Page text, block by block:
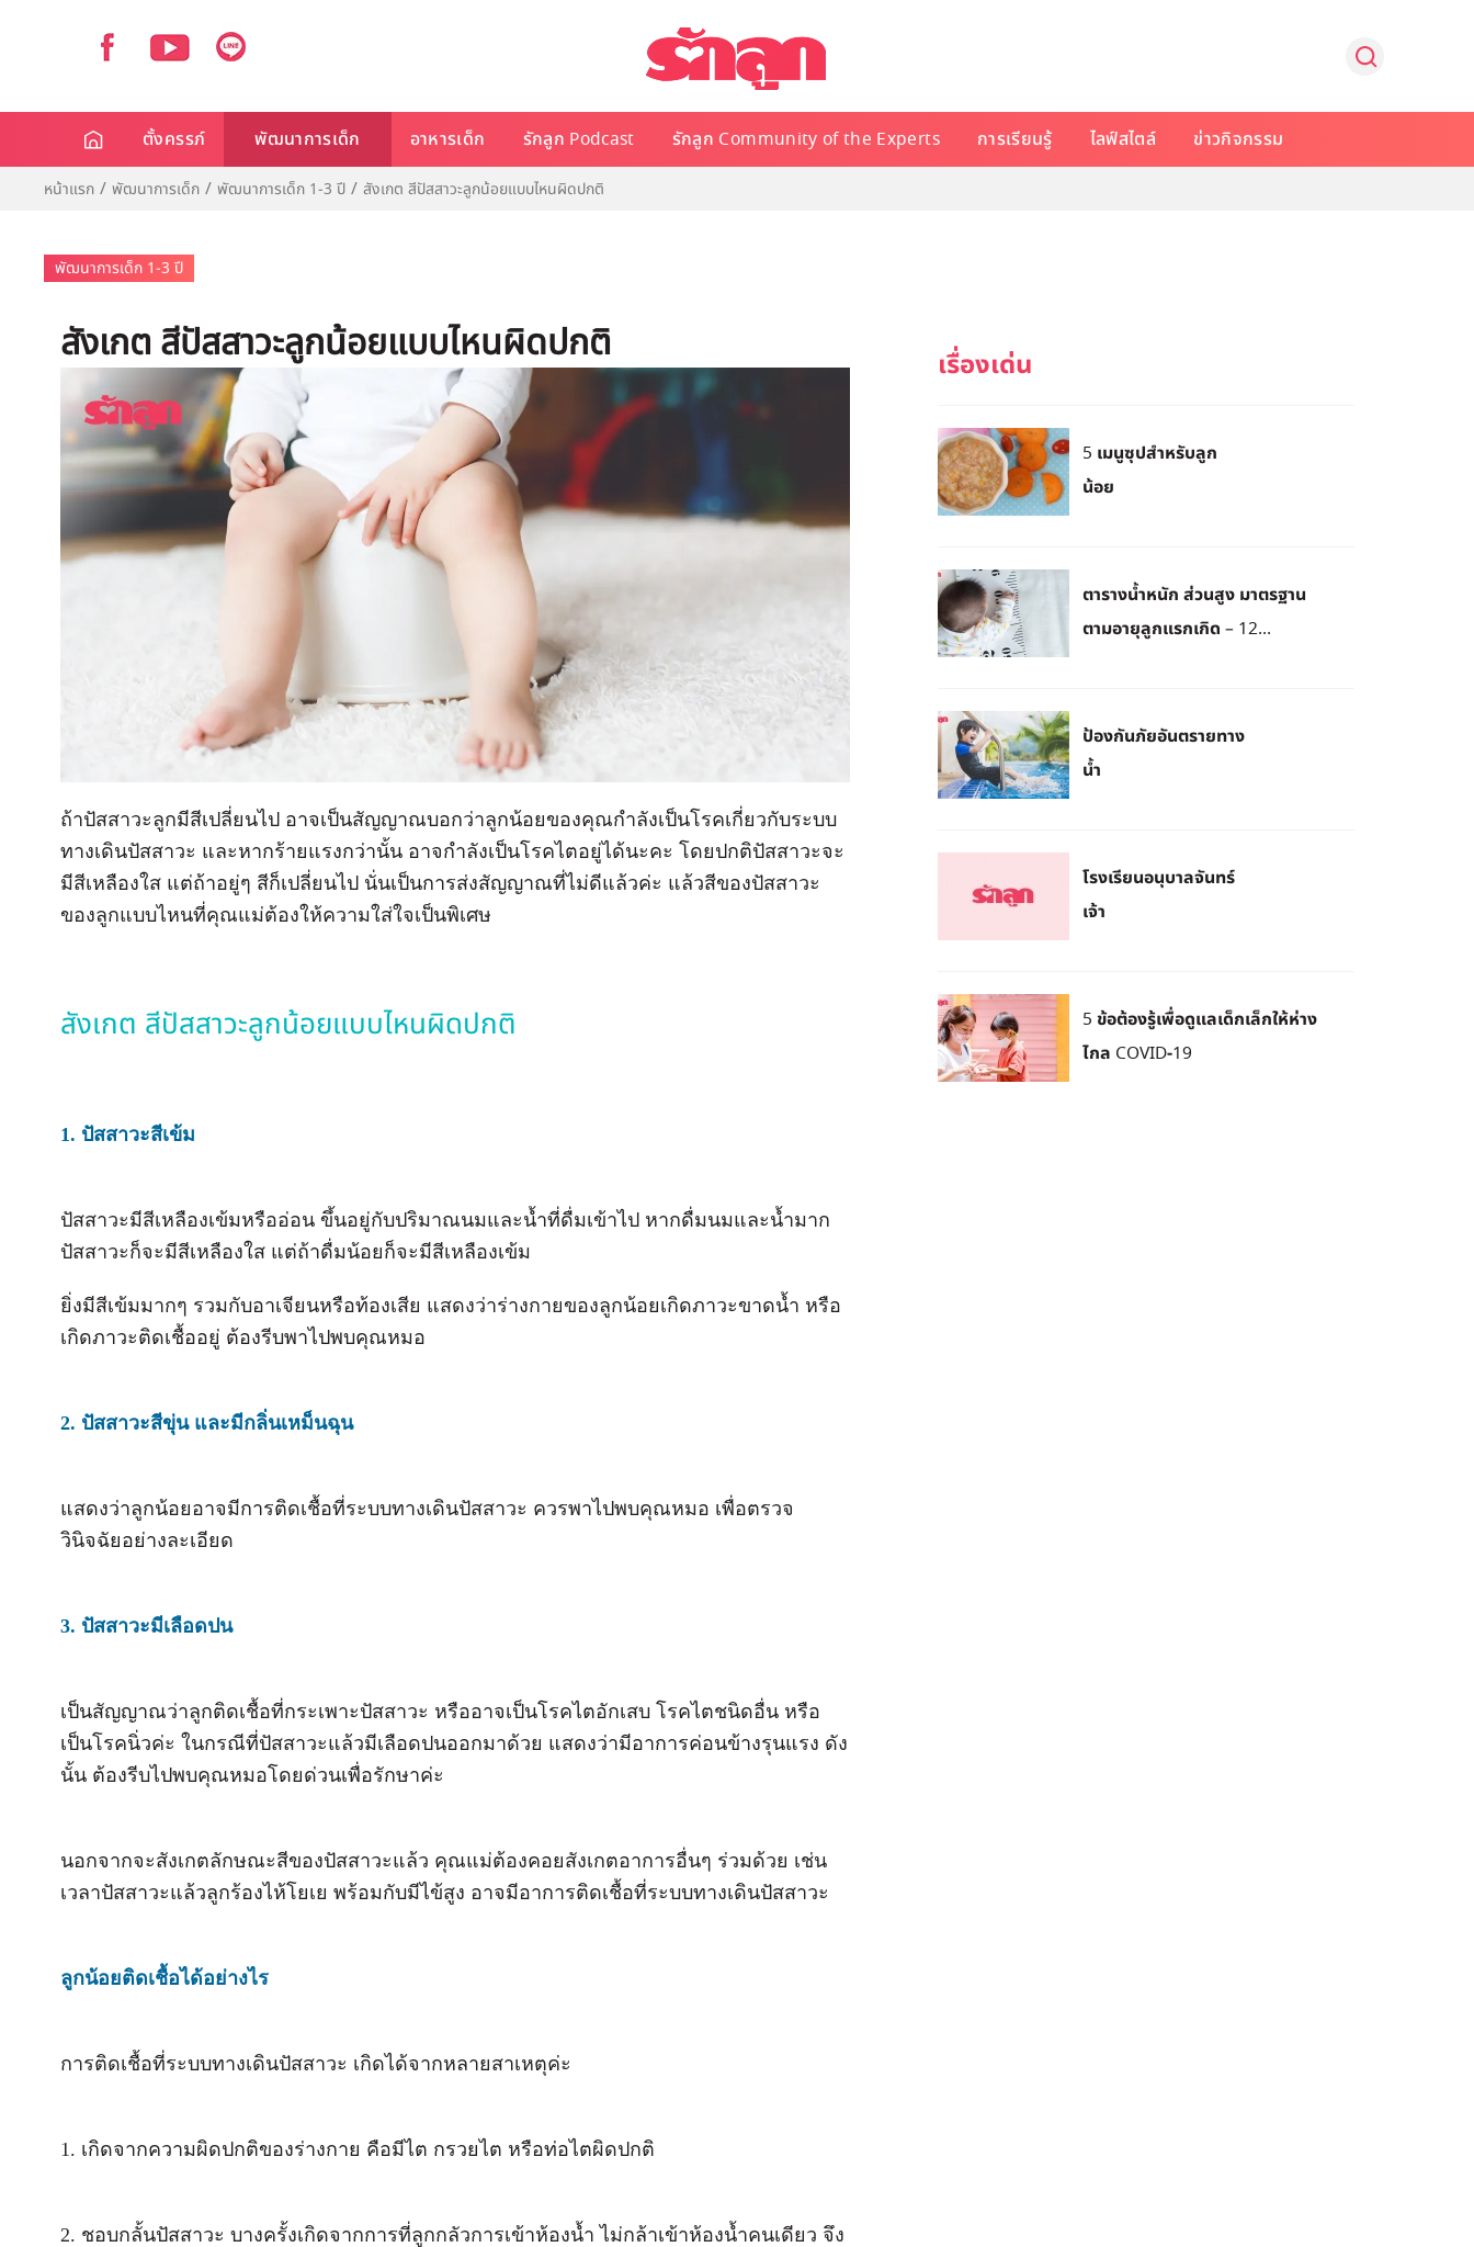
ตั้งครรภ์ พัฒนาการเด็ก อาหารเด็ก รักลูก Podcast รักลูก Community of the Experts การเรียนรู้ ไลฟ์สไตล์ ข่าวกิจกรรม
หน้าแรก พัฒนาการเด็ก พัฒนาการเด็ก 1-3 ปี สังเกต สีปัสสาวะลูกน้อยแบบไหนผิดปกติ
พัฒนาการเด็ก 1-3 ปี
สังเกต สีปัสสาวะลูกน้อยแบบไหนผิดปกติ
ถ้าปัสสาวะลูกมีสีเปลี่ยนไป อาจเป็นสัญญาณบอกว่าลูกน้อยของคุณกำลังเป็นโรคเกี่ยวกับระบบ
ทางเดินปัสสาวะ และหากร้ายแรงกว่านั้น อาจกำลังเป็นโรคไตอยู่ได้นะคะ โดยปกติปัสสาวะจะ
มีสีเหลืองใส แต่ถ้าอยู่ๆ สีก็เปลี่ยนไป นั่นเป็นการส่งสัญญาณที่ไม่ดีแล้วค่ะ แล้วสีของปัสสาวะ
ของลูกแบบไหนที่คุณแม่ต้องให้ความใส่ใจเป็นพิเศษ
สังเกต สีปัสสาวะลูกน้อยแบบไหนผิดปกติ
1. ปัสสาวะสีเข้ม
ปัสสาวะมีสีเหลืองเข้มหรืออ่อน ขึ้นอยู่กับปริมาณนมและน้ำที่ดื่มเข้าไป หากดื่มนมและน้ำมาก
ปัสสาวะก็จะมีสีเหลืองใส แต่ถ้าดื่มน้อยก็จะมีสีเหลืองเข้ม
ยิ่งมีสีเข้มมากๆ รวมกับอาเจียนหรือท้องเสีย แสดงว่าร่างกายของลูกน้อยเกิดภาวะขาดน้ำ หรือ
เกิดภาวะติดเชื้ออยู่ ต้องรีบพาไปพบคุณหมอ
2. ปัสสาวะสีขุ่น และมีกลิ่นเหม็นฉุน
แสดงว่าลูกน้อยอาจมีการติดเชื้อที่ระบบทางเดินปัสสาวะ ควรพาไปพบคุณหมอ เพื่อตรวจ
วินิจฉัยอย่างละเอียด
3. ปัสสาวะมีเลือดปน
เป็นสัญญาณว่าลูกติดเชื้อที่กระเพาะปัสสาวะ หรืออาจเป็นโรคไตอักเสบ โรคไตชนิดอื่น หรือ
เป็นโรคนิ่วค่ะ ในกรณีที่ปัสสาวะแล้วมีเลือดปนออกมาด้วย แสดงว่ามีอาการค่อนข้างรุนแรง ดัง
นั้น ต้องรีบไปพบคุณหมอโดยด่วนเพื่อรักษาค่ะ
นอกจากจะสังเกตลักษณะสีของปัสสาวะแล้ว คุณแม่ต้องคอยสังเกตอาการอื่นๆ ร่วมด้วย เช่น
เวลาปัสสาวะแล้วลูกร้องไห้โยเย พร้อมกับมีไข้สูง อาจมีอาการติดเชื้อที่ระบบทางเดินปัสสาวะ
ลูกน้อยติดเชื้อได้อย่างไร
การติดเชื้อที่ระบบทางเดินปัสสาวะ เกิดได้จากหลายสาเหตุค่ะ
1. เกิดจากความผิดปกติของร่างกาย คือมีไต กรวยไต หรือท่อไตผิดปกติ
2. ชอบกลั้นปัสสาวะ บางครั้งเกิดจากการที่ลูกกลัวการเข้าห้องน้ำ ไม่กล้าเข้าห้องน้ำคนเดียว จึง
5 เมนูซุปสำหรับลูก
น้อย
ตารางน้ำหนัก ส่วนสูง มาตรฐาน
ตามอายุลูกแรกเกิด – 12...
ป้องกันภัยอันตรายทาง
น้ำ
โรงเรียนอนุบาลจันทร์
เจ้า
5 ข้อต้องรู้เพื่อดูแลเด็กเล็กให้ห่าง
ไกล COVID-19